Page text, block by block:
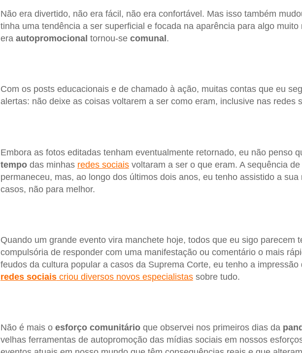
Não era divertido, não era fácil, não era confortável. Mas isso também
tinha uma tendência a ser superficial e focada na aparência para algo
era autopromocional tornou-se comunal .
Com os posts educacionais e de chamado à ação, muitas contas que eu
alertas: não deixe as coisas voltarem a ser como eram, inclusive nas redes
Embora as fotos editadas tenham eventualmente retornado, eu não penso
tempodas minhas redes sociaisvoltaram a ser o que eram. A sequência
permaneceu, mas, ao longo dos últimos dois anos, eu tenho assistido a
casos, não para melhor.
Quando um grande evento vira manchete hoje, todos que eu sigo parecem
compulsória de responder com uma manifestação ou comentário o mais
feudos da cultura popular a casos da Suprema Corte, eu tenho a impressão
redes sociaiscriou diversos novos especialistassobre tudo.
Não é mais o esforço comunitárioque observei nos primeiros dias da
velhas ferramentas de autopromoção das mídias sociais em nossos